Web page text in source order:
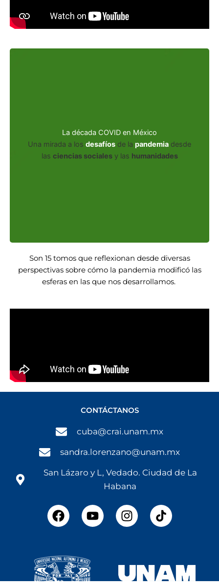
La década COVID en México
Una mirada a los desafíos de la pandemia desde
las ciencias socialesy las humanidades
reflexionar sobre la pandemia desde diversos
puntos de vista.
Son 15 tomos que reflexionan desde diversas
perspectivas sobre cómo la pandemia modificó las
esferas en las que nos desarrollamos.
CONTÁCTANOS
cuba@crai.unam.mx
sandra.lorenzano@unam.mx
San Lázaro y L, Vedado. Ciudad de La
Habana
F
a
b
o
o
Y
o
e
I
n
g